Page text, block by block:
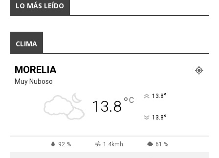
LO MÁS LEÍDO
CLIMA
MORELIA
Muy Nuboso
13.8°C 13.8°
13.8°
92 % 1.4kmh 61 %